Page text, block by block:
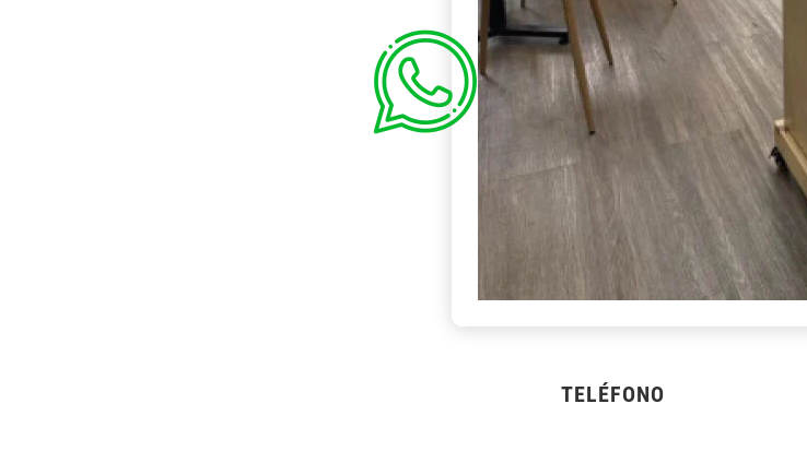
TELÉFONO